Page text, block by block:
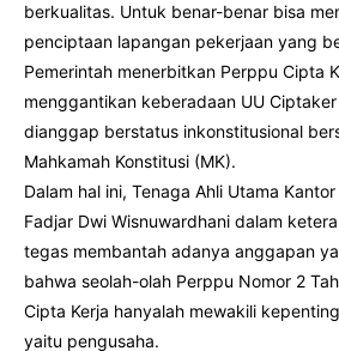
berkualitas. Untuk benar-benar bisa
penciptaan lapangan pekerjaan yang
Pemerintah menerbitkan Perppu Cipta
menggantikan keberadaan UU
dianggap berstatus inkonstitusional
Mahkamah Konstitusi (MK).
Dalam hal ini, Tenaga Ahli Utama
Fadjar Dwi Wisnuwardhani dalam
tegas membantah adanya anggapan
bahwa seolah-olah Perppu Nomor 2
Cipta Kerja hanyalah mewakili
yaitu pengusaha.